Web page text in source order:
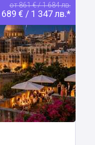
от 861 € / 1 684 лв.
689 € / 1 347 лв.*